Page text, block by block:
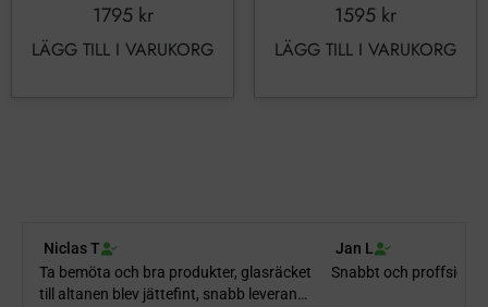
1795 kr
LÄGG TILL I VARUKORG
1595 kr
LÄGG TILL I VARUKORG